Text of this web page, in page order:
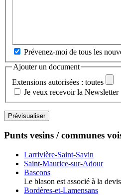
Prévenez-moi de tous les
Ajouter un document
Extensions autorisées : toutes
Je veux recevoir la Newsletter
Punts vesins / communes
Larrivière-Saint-Savin
Saint-Maurice-sur-Adour
Bascons
Le blason est associé à la
Bordères-et-Lamensans